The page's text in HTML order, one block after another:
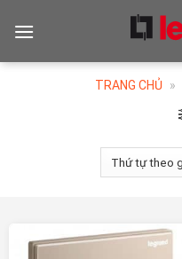
TRANG CHỦ »